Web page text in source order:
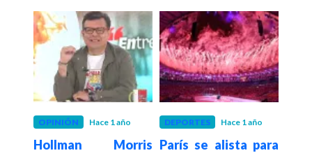
OPINIÓN Hace 1 año
Hollman Morris
DEPORTES Hace 1 año
París se alista para